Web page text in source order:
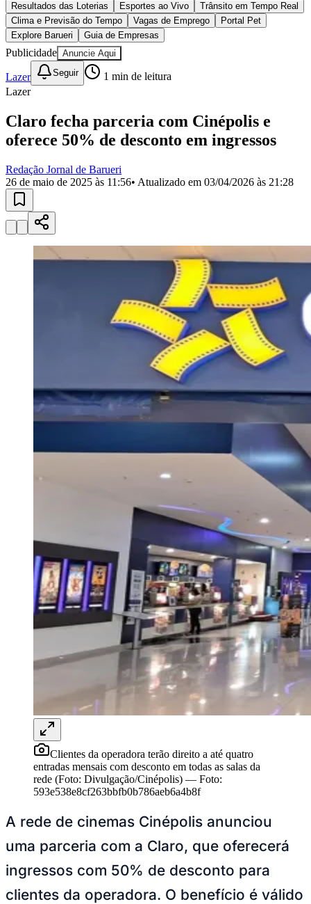
Segurança
Cultura
Meio Ambiente
Obras
Educação
Bairros de Barueri
AldeiaAldeia da SerraAldeia de BarueriAlphavilleBairro
VistaCalifórniaCarapicuíba
RegiãoCotiaCruz Preta Engenho NovoFazenda
Militar
Califórnia
Esperança Jardim Graziela
Julio Jardim Líbano
Jardim São Pedro Jardim São SilvestreJardim Silveira
Nova Aldeinha Osasco
Parque dos
Parque Santa LuziaParque VianaPirapora
Santana de
TamboréVale do SolVila BarrosVila Boa VistaVila
Vila Engenho NovoVila MárciaVila Nossa Sra. da
Votupoca
Divulgar VagasNovo
Publicidade Legal
Segurança Regional
Parques & Represas
CarapicuíbaJandiraItapevi
CajamarCaieirasFranco da
RochaFrancisco Morato Taboão da Serra Embu das ArtesSão Roque
Para Sua Empresa
Anuncie Regional
Guia de Empresas
Vagas na RegiãoNovo
Hub de Negócios
Selo Verificado
Portal Educacional
Agenda de Vestibulares
Concursos
Panorama Econômico
Panorama Econômico
Para Sua Empresa
Anuncie no Portal
Anunciar VagasNovo
Publicidade Legal
NBA
NFL
Fórmula 1
UFC
Resultados das Loterias
Esportes ao Vivo
Trânsito em Tempo Real
Clima e Previsão do Tempo
Vagas de Emprego
Portal Pet
Explore Barueri
Guia de Empresas
Publicidade Anuncie Aqui
Lazer Seguir 1 min de leitura
Lazer
Claro fecha parceria com Cinépolis e
oferece 50% de desconto em ingressos
Redação Jornal de Barueri
26 de maio de 2025 às 11:56• Atualizado em 03/04/2026 às 21:28
Clientes da operadora terão direito a até quatro
entradas mensais com desconto em todas as salas da
rede (Foto: Divulgação/Cinépolis) — Foto:
593e538e8cf263bbfb0b786aeb6a4b8f
A rede de cinemas Cinépolis anunciou
uma parceria com a Claro, que oferecerá
ingressos com 50% de desconto para
clientes da operadora. O benefício é válido